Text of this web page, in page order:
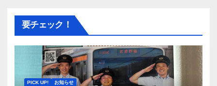
要チェック！
PICK UP! お知らせ